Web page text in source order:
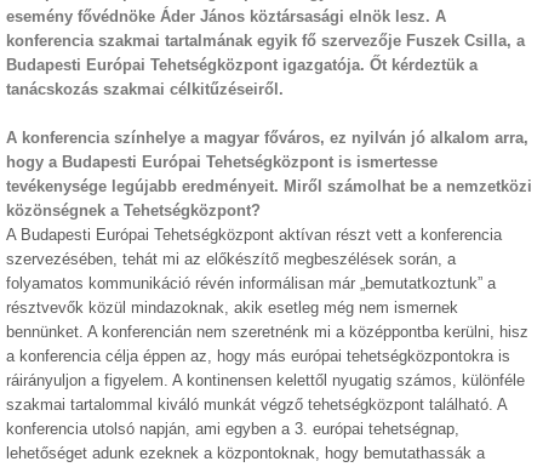
esemény fővédnöke Áder János köztársasági elnök lesz. A
konferencia szakmai tartalmának egyik fő szervezője Fuszek Csilla, a
Budapesti Európai Tehetségközpont igazgatója. Őt kérdeztük a
tanácskozás szakmai célkitűzéseiről.
A konferencia színhelye a magyar főváros, ez nyilván jó alkalom arra,
hogy a Budapesti Európai Tehetségközpont is ismertesse
tevékenysége legújabb eredményeit. Miről számolhat be a nemzetközi
közönségnek a Tehetségközpont?
A Budapesti Európai Tehetségközpont aktívan részt vett a konferencia
szervezésében, tehát mi az előkészítő megbeszélések során, a
folyamatos kommunikáció révén informálisan már „bemutatkoztunk” a
résztvevők közül mindazoknak, akik esetleg még nem ismernek
bennünket. A konferencián nem szeretnénk mi a középpontba kerülni, hisz
a konferencia célja éppen az, hogy más európai tehetségközpontokra is
ráirányuljon a figyelem. A kontinensen kelettől nyugatig számos, különféle
szakmai tartalommal kiváló munkát végző tehetségközpont található. A
konferencia utolsó napján, ami egyben a 3. európai tehetségnap,
lehetőséget adunk ezeknek a központoknak, hogy bemutathassák a